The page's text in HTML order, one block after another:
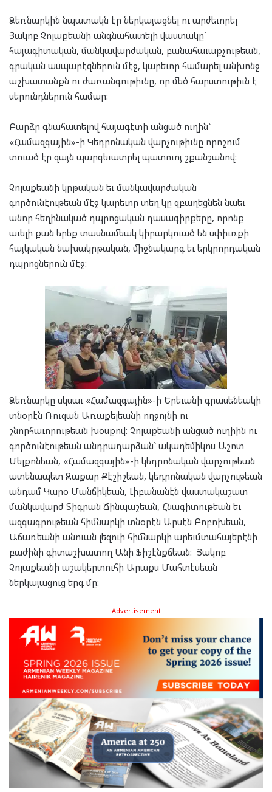
Ձեռնարկին նպատակն էր ներկայացնել ու արժեւորել
Յակոբ Չոլաքեանի անգնահատելի վաստակը`
հայագիտական, մանկավարժական, բանահաւաքչութեան,
գրական ասպարէզներուն մէջ, կարեւոր համարել անխոնջ
աշխատանքն ու ժառանգութիւնը, որ մեծ հարստութիւն է
սերունդներուն համար:
Բարձր գնահատելով հայագէտի անցած ուղին`
«Համազգային»-ի Կեդրոնական վարչութիւնը որոշում
տուած էր զայն պարգեւատրել պատուոյ շքանշանով:
Չոլաքեանի կրթական եւ մանկավարժական
գործունէութեան մէջ կարեւոր տեղ կը զբաղեցնեն նաեւ
անոր հեղինակած դպրոցական դասագիրքերը, որոնք
աւելի քան երեք տասնամեակ կիրարկուած են սփիւռքի
հայկական նախակրթական, միջնակարգ եւ երկրորդական
դպրոցներուն մէջ:
Ձեռնարկը սկսաւ «Համազգային»-ի Երեւանի գրասենեակի
տնօրէն Ռուզան Առաքելեանի ողջոյնի ու
շնորհաւորութեան խօսքով: Չոլաքեանի անցած ուղիին ու
գործունէութեան անդրադարձան` ակադեմիկոս Աշոտ
Մելքոնեան, «Համազգային»-ի կեդրոնական վարչութեան
ատենապետ Զաքար Քէշիշեան, կեդրոնական վարչութեան
անդամ Կարօ Մանճիկեան, Լիբանանէն վաստակաշատ
մանկավարժ Տիգրան Ճինպաշեան, Հնագիտութեան եւ
ազգագրութեան հիմնարկի տնօրէն Արսէն Բոբոխեան,
Աճառեանի անուան լեզուի հիմնարկի արեւմտահայերէնի
բաժինի գիտաշխատող Անի Ֆիշէնքճեան: Յակոբ
Չոլաքեանի աշակերտուհի Արաքս Մահտէսեան
ներկայացուց երգ մը:
Advertisement